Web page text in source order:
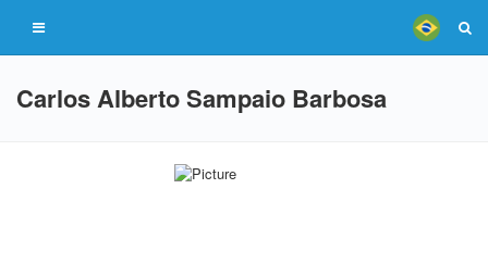
Carlos Alberto Sampaio Barbosa